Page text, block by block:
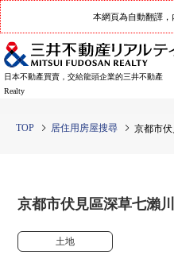
本網頁為自動翻譯，
日本不動產買賣，交給龍頭企業的三井不動產
Realty
TOP 居住用房屋搜尋 京都市
京都市伏見區深草七瀨
土地